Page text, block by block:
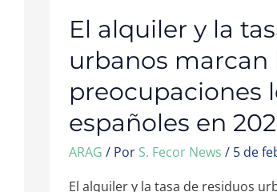
El alquiler y la
urbanos marcan
preocupaciones
españoles en
ARAG / Por S. Fecor News / 5 de
El alquiler y la tasa de residuos